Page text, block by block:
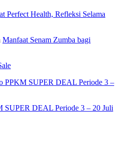
Perfect Health, Refleksi Selama
Manfaat Senam Zumba bagi
PPKM SUPER DEAL Periode 3 –
SUPER DEAL Periode 3 – 20 Juli